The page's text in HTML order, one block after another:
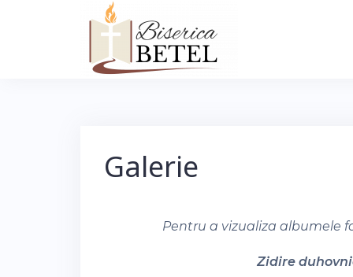
Galerie
Pentru a vizualiza albumele
Zidire